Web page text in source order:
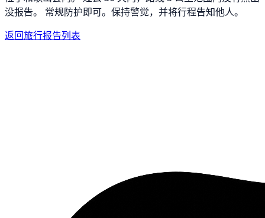
没报告。 常规防护即可。保持警觉，并将行程告知他人。
返回旅行报告列表